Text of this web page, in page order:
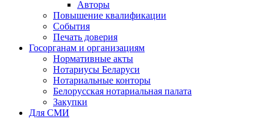
Авторы
Повышение квалификации
События
Печать доверия
Госорганам и организациям
Нормативные акты
Нотариусы Беларуси
Нотариальные конторы
Белорусская нотариальная палата
Закупки
Для СМИ